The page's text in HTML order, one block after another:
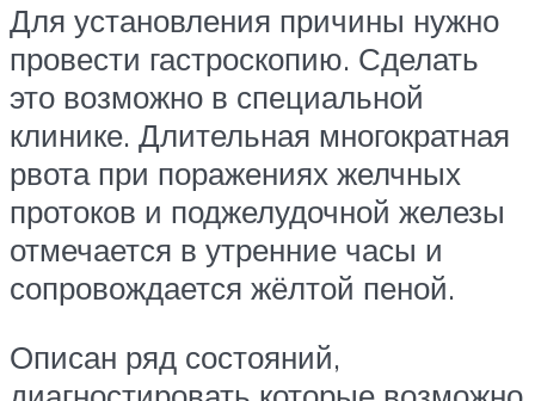
Для установления причины нужно
провести гастроскопию. Сделать
это возможно в специальной
клинике. Длительная многократная
рвота при поражениях желчных
протоков и поджелудочной железы
отмечается в утренние часы и
сопровождается жёлтой пеной.
Описан ряд состояний,